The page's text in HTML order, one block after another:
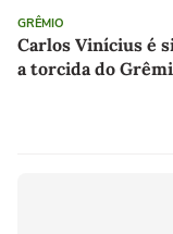
GRÊMIO
Carlos Vinícius é
a torcida do